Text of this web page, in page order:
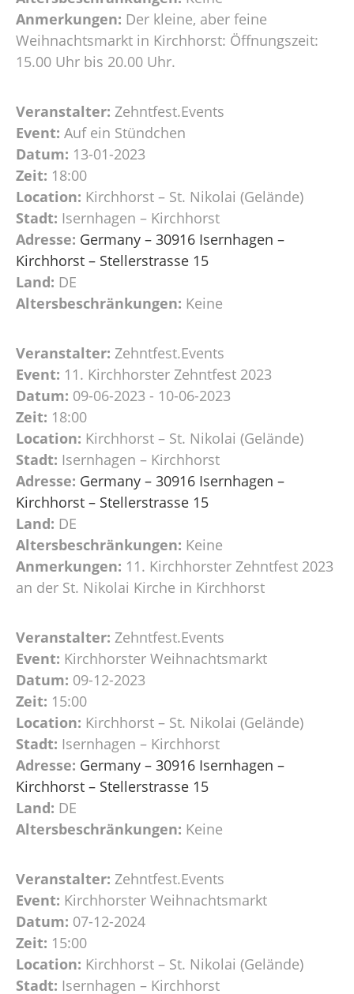
Anmerkungen: Der kleine, aber feine
Weihnachtsmarkt in Kirchhorst: Öffnungszeit:
15.00 Uhr bis 20.00 Uhr.
Veranstalter: Zehntfest.Events
Event: Auf ein Stündchen
Datum: 13-01-2023
Zeit: 18:00
Location: Kirchhorst – St. Nikolai (Gelände)
Stadt: Isernhagen – Kirchhorst
Adresse: Germany – 30916 Isernhagen –
Kirchhorst – Stellerstrasse 15
Land: DE
Altersbeschränkungen: Keine
Veranstalter: Zehntfest.Events
Event: 11. Kirchhorster Zehntfest 2023
Datum: 09-06-2023 - 10-06-2023
Zeit: 18:00
Location: Kirchhorst – St. Nikolai (Gelände)
Stadt: Isernhagen – Kirchhorst
Adresse: Germany – 30916 Isernhagen –
Kirchhorst – Stellerstrasse 15
Land: DE
Altersbeschränkungen: Keine
Anmerkungen: 11. Kirchhorster Zehntfest 2023
an der St. Nikolai Kirche in Kirchhorst
Veranstalter: Zehntfest.Events
Event: Kirchhorster Weihnachtsmarkt
Datum: 09-12-2023
Zeit: 15:00
Location: Kirchhorst – St. Nikolai (Gelände)
Stadt: Isernhagen – Kirchhorst
Adresse: Germany – 30916 Isernhagen –
Kirchhorst – Stellerstrasse 15
Land: DE
Altersbeschränkungen: Keine
Veranstalter: Zehntfest.Events
Event: Kirchhorster Weihnachtsmarkt
Datum: 07-12-2024
Zeit: 15:00
Location: Kirchhorst – St. Nikolai (Gelände)
Stadt: Isernhagen – Kirchhorst